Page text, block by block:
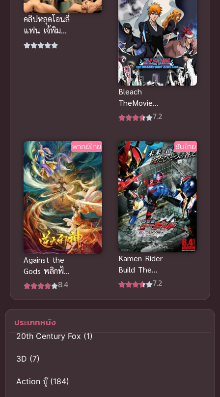
คลิปหลุดโอนลี่
แฟน เจ้พิม
ปัทมา สาว
Bleach
TheMovie
บลีช เทพ
หนึ่งตัวตนของ
เฮียวรินมารุ
พากย์ไทย
7.2
พากย์ไทย
Against the
Gods พลิกฟ้า
ท้าสวรรค์ ภาค
8.4
ซับไทย
Kamen Rider
Build The
Movie Be
ไทย
7.2
ประเภทหนัง
20th Century Fox(1)
3D (7)
Action บู๊(184)